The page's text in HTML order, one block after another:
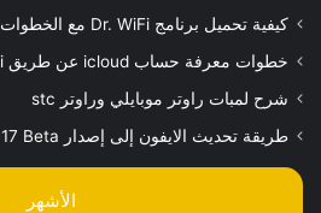
كيفية تحميل برنامج Dr. WiFi مع الخطوات WiFi Doctor Suite
خطوات معرفة حساب icloud عن طريق imei
شرح لمبات راوتر موبايلي وراوتر stc
طريقة تحديث الايفون إلى إصدار iOS 17 Beta مجانًا
الأشهر